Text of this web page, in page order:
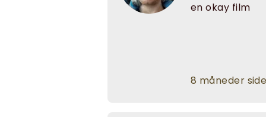
en okay film
8 måneder